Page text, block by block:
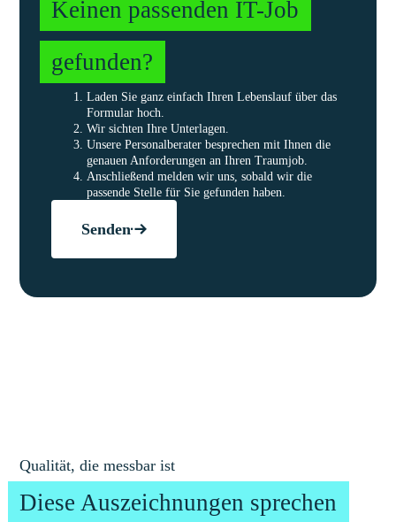
Keinen passenden IT-Job
gefunden?
Laden Sie ganz einfach Ihren Lebenslauf über das
Formular hoch.
Wir sichten Ihre Unterlagen.
Unsere Personalberater besprechen mit Ihnen die
genauen Anforderungen an Ihren Traumjob.
Anschließend melden wir uns, sobald wir die
passende Stelle für Sie gefunden haben.
Senden
Qualität, die messbar ist
Diese Auszeichnungen sprechen